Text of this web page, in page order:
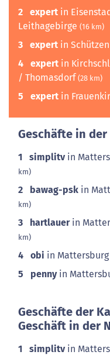
2 expert in
Leithagebirge (16 km)
3 expert in
4 expert in
/ Thomasdorf (28 km)
5 expert in
Geschäfte in der
1 simplitvin
km)
2 bawag-psk in
km)
3 hartlauerin
km)
4 obi in
5 pennyin
Geschäfte der
Geschäft in der
1 simplitvin